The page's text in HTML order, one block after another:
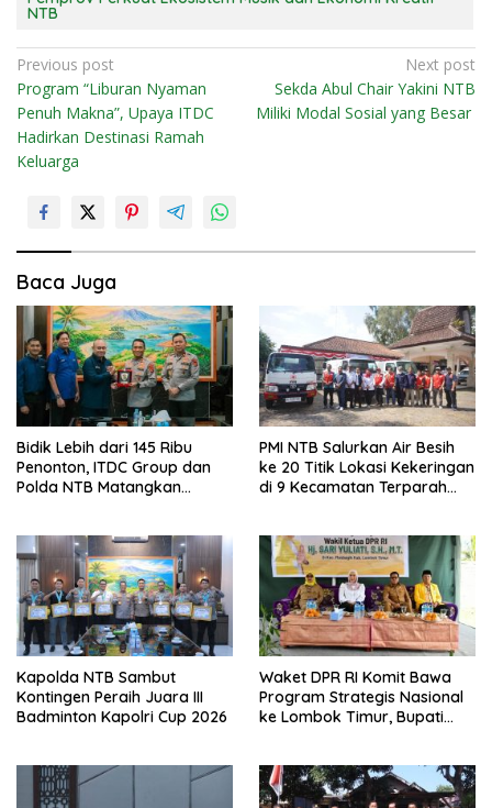
NTB
N
a
v
i
s
i
p
o
s
Previous post
Program “Liburan Nyaman
Penuh Makna”, Upaya ITDC
Hadirkan Destinasi Ramah
Keluarga
Next post
Sekda Abul Chair Yakini NTB
Miliki Modal Sosial yang Besar
Baca Juga
Bidik Lebih dari 145 Ribu
Penonton, ITDC Group dan
Polda NTB Matangkan
PMI NTB Salurkan Air Besih
ke 20 Titik Lokasi Kekeringan
di 9 Kecamatan Terparah
Kapolda NTB Sambut
Kontingen Peraih Juara III
Badminton Kapolri Cup 2026
Waket DPR RI Komit Bawa
Program Strategis Nasional
ke Lombok Timur, Bupati